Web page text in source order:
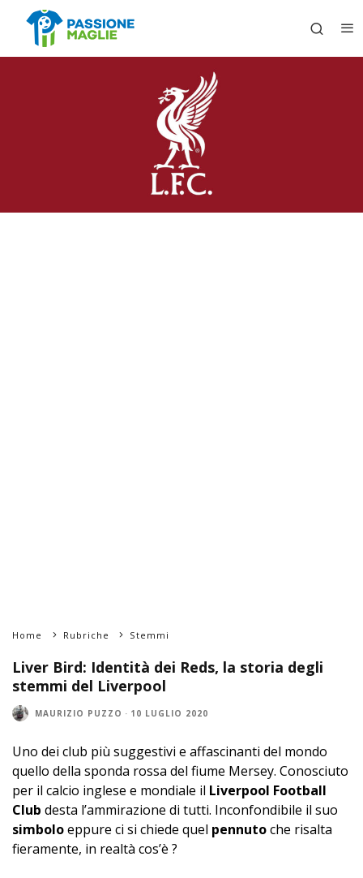
Home Rubriche Stemmi
Liver Bird: Identità dei Reds, la storia degli
stemmi del Liverpool
MAURIZIO PUZZO · 10 LUGLIO 2020
Uno dei club più suggestivi e affascinanti del mondo
quello della sponda rossa del fiume Mersey. Conosciuto
per il calcio inglese e mondiale il Liverpool Football
Club desta l’ammirazione di tutti. Inconfondibile il suo
simboloeppure ci si chiede quel pennutoche risalta
fieramente, in realtà cos’è ?